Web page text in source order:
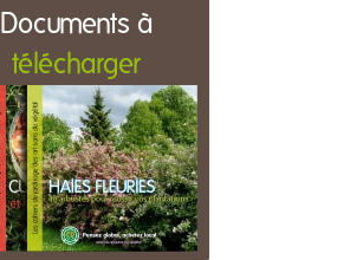
Documents à
télécharger